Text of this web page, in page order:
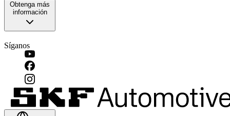
Obtenga más
información
Síganos